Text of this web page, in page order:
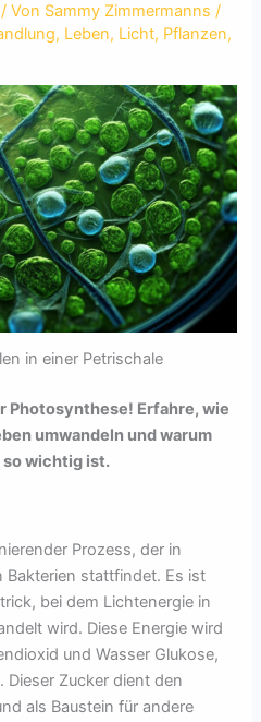
/ Von Sammy Zimmermanns/
, Leben, Licht, Pflanzen,
in einer Petrischale
Photosynthese! Erfahre, wie
umwandeln und warum
so wichtig ist.
Prozess, der in
Bakterien stattfindet. Es ist
bei dem Lichtenergie in
wird. Diese Energie wird
und Wasser Glukose,
Dieser Zucker dient den
als Baustein für andere